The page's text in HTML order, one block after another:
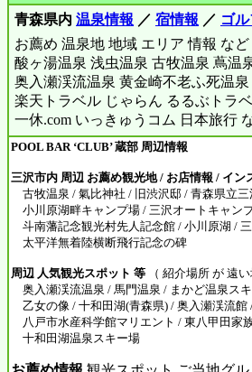
青森県内 温泉情報 ／ 宿情報 ／ ゴ
お薦め 温泉地 地域 エリア 情報 など
酸ヶ湯温泉 浅虫温泉 古牧温泉 蔦温
奥入瀬渓流温泉 黄金崎不老ふ死温
楽天トラベル じゃらん るるぶトラ
一休.com いっきゅうコム 日本旅行
POOL BAR ‘CLUB’ 蔵部 周辺情報
三沢市内 周辺 お薦め観光地 / お店情報 / イン
古牧温泉 / 氣比神社 / 旧渋沢邸 / 青森県立
小川原湖畔キャンプ場 / 三沢オートキャン
斗南藩記念観光村先人記念館 / 小川原湖 /
太平洋無着陸横断飛行記念の碑
周辺 人気観光スポット 等 （ 紹介場所 が 遠い
奥入瀬渓流温泉 / 馬門温泉 / まかど温泉ス
乙女の像 / 十和田湖(青森県) / 奥入瀬渓流館
八戸市水産科学館マリエント / 東八甲田家
十和田湖温泉スキー場